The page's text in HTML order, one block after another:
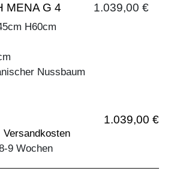
MENA G 4 1.039,00 €
H60cm
Nussbaum
1.039,00 €
9 Wochen